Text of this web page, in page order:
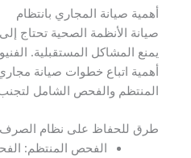
أهمية صيانة المجاري بانتظام
صيانة الأنظمة الصحية تحتاج
يمنع المشاكل المستقبلية.
أهمية اتباع خطوات صيانة
المنتظم والفحص الشامل لتجنب
طرق للحفاظ على نظام
الفحص المنتظم: